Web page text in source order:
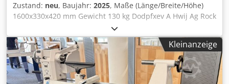
Zustand: neu, Baujahr: 2025, Maße (Länge/Breite/Höhe)
1600x330x420 mm Gewicht 130 kg Dodpfxev A Hwij Ag Rock
Gesamtleistungsbedarf 1,1 kw Drechselbank VD-1100N -
Spitzenweite 1100 mm - Spitzenhöhe 185 mm - stufenlose
Geschwindigkeit 500 - 2000 Upm. - Spindelstock 90°
schwenkbar daher Aussendrehen möglich -
Kopiervorrichtung zum kopieren von Originalen oder nach
Schablone - Bett, Untergestell, Reitstock und Spindelstock
Kleinanzeige